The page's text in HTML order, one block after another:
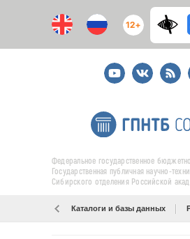
12+
YoutubeВКонтакте
RSS
Федеральное государственное
Государственная публичная научно-
Сибирского отделения Российской
Каталоги и базы данных